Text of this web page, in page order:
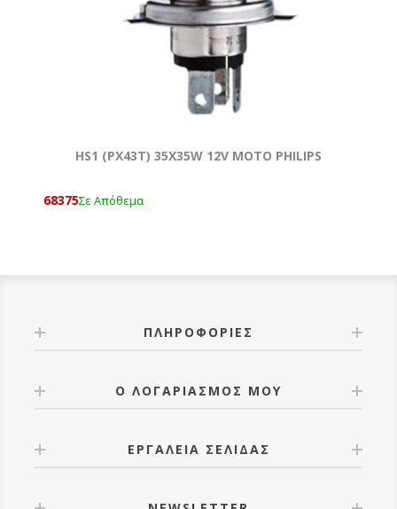
HS1 (PX43T) 35X35W 12V MOTO PHILIPS
68375Σε Απόθεμα
ΠΛΗΡΟΦΟΡΊΕΣ
Ο ΛΟΓΑΡΙΑΣΜΌΣ ΜΟΥ
ΕΡΓΑΛΕΊΑ ΣΕΛΊΔΑΣ